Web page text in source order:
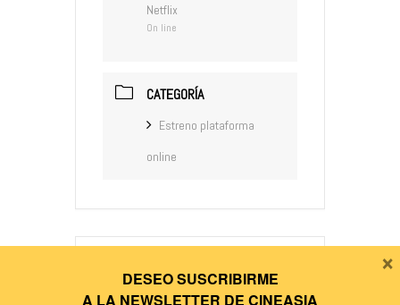
Netflix
On line
CATEGORÍA
Estreno plataforma
online
+ Añadir Google Calendar
DESEO SUSCRIBIRME
A LA NEWSLETTER DE CINEASIA
×